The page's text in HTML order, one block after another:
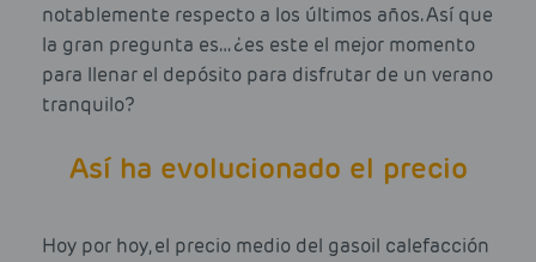
notablemente respecto a los últimos años. Así que
la gran pregunta es… ¿es este el mejor momento
para llenar el depósito para disfrutar de un verano
tranquilo?
Así ha evolucionado el precio
Hoy por hoy, el precio medio del gasoil calefacción